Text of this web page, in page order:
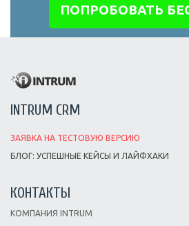
ПОПРОБОВАТЬ
INTRUM CRM
ЗАЯВКА НА ТЕСТОВУЮ ВЕРСИЮ
БЛОГ: УСПЕШНЫЕ КЕЙСЫ И ЛАЙФХАКИ
КОНТАКТЫ
КОМПАНИЯ INTRUM